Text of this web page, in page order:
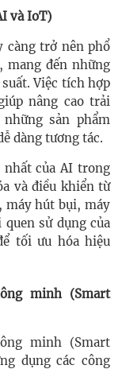
và IoT)
càng trở nên phổ
mang đến những
Việc tích hợp
nâng cao trải
sản phẩm
dàng tương tác.
của AI trong
và điều khiển từ
máy hút bụi, máy
sử dụng của
tối ưu hóa hiệu
minh (Smart
minh (Smart
dụng các công